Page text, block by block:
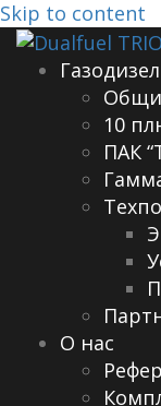
Skip to content
10
ПАК
О нас